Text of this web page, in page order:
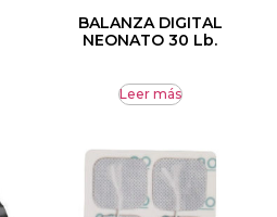
BALANZA DIGITAL
NEONATO 30 Lb.
Leer más